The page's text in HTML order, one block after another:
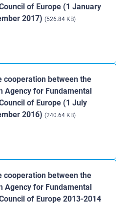
of Europe (1 January
2017) (526.84 KB)
cooperation between the
Agency for Fundamental
of Europe (1 July
2016) (240.64 KB)
cooperation between the
Agency for Fundamental
of Europe 2013-2014